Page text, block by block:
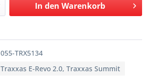
In den Warenkorb
055-TRX5134
Traxxas E-Revo 2.0, Traxxas Summit